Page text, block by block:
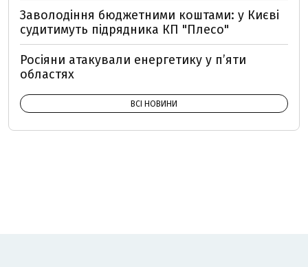
Заволодіння бюджетними коштами: у Києві
судитимуть підрядника КП "Плесо"
Росіяни атакували енергетику у пʼяти
областях
ВСІ НОВИНИ